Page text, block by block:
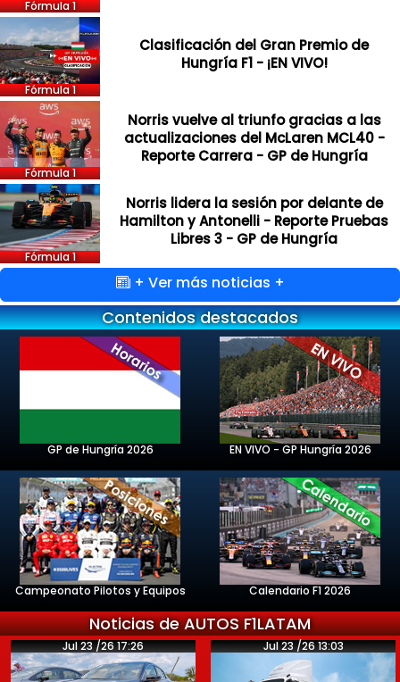
Fórmula 1
Fórmula 1
Clasificación del Gran Premio de
Hungría F1 - ¡EN VIVO!
Fórmula 1
Norris vuelve al triunfo gracias a las
actualizaciones del McLaren MCL40 -
Reporte Carrera - GP de Hungría
Fórmula 1
Norris lidera la sesión por delante de
Hamilton y Antonelli - Reporte Pruebas
Libres 3 - GP de Hungría
+ Ver más noticias +
Contenidos destacados
GP de Hungría 2026 EN VIVO - GP Hungría 2026
Campeonato Pilotos y Equipos Calendario F1 2026
Noticias de AUTOS F1LATAM
Jul 23 /26 17:26 Jul 23 /26 13:03